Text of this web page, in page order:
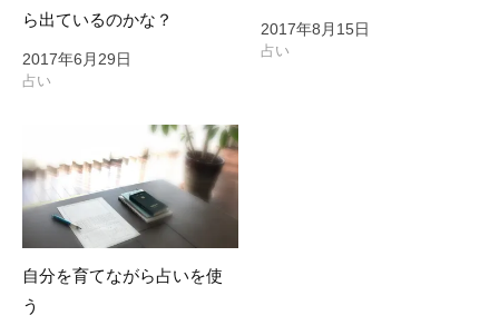
ら出ているのかな？
2017年6月29日
占い
2017年8月15日
占い
自分を育てながら占いを使
う